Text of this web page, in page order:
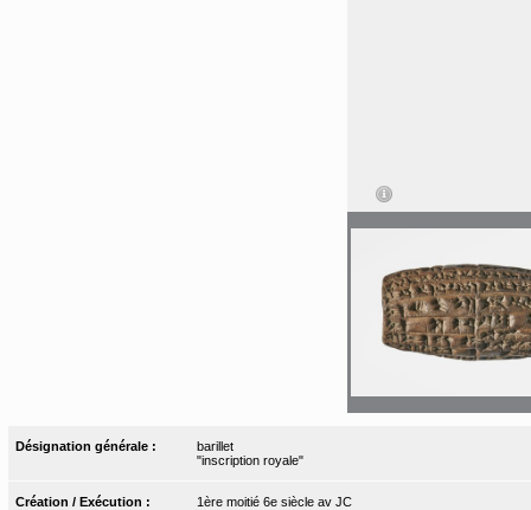
Désignation générale :
barillet
"inscription royale"
Création / Exécution : 1ère moitié 6e siècle av JC